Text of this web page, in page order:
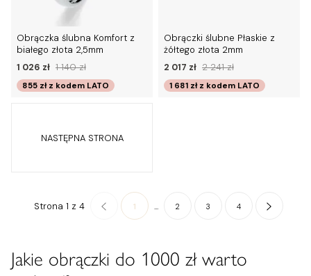
Obrączka ślubna Komfort z
białego złota 2,5mm
1 026 zł 1 140 zł
855 zł z kodem LATO
Obrączki ślubne Płaskie z
żółtego złota 2mm
2 017 zł 2 241 zł
1 681 zł z kodem LATO
NASTĘPNA STRONA
Strona 1 z 4 1 ... 2 3 4
Jakie obrączki do 1000 zł warto